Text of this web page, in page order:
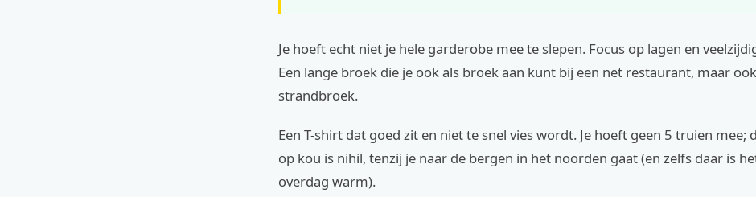
Je hoeft echt niet je hele garderobe mee te slepen. Focus op lagen en
Een lange broek die je ook als broek aan kunt bij een net restaurant, maar
strandbroek.
Een T-shirt dat goed zit en niet te snel vies wordt. Je hoeft geen 5 truien mee;
op kou is nihil, tenzij je naar de bergen in het noorden gaat (en zelfs daar is
overdag warm).